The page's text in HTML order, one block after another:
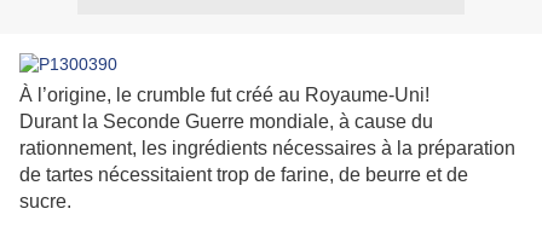
À l’origine, le crumble fut créé au Royaume-Uni!
Durant la Seconde Guerre mondiale, à cause du
rationnement, les ingrédients nécessaires à la préparation
de tartes nécessitaient trop de farine, de beurre et de
sucre.